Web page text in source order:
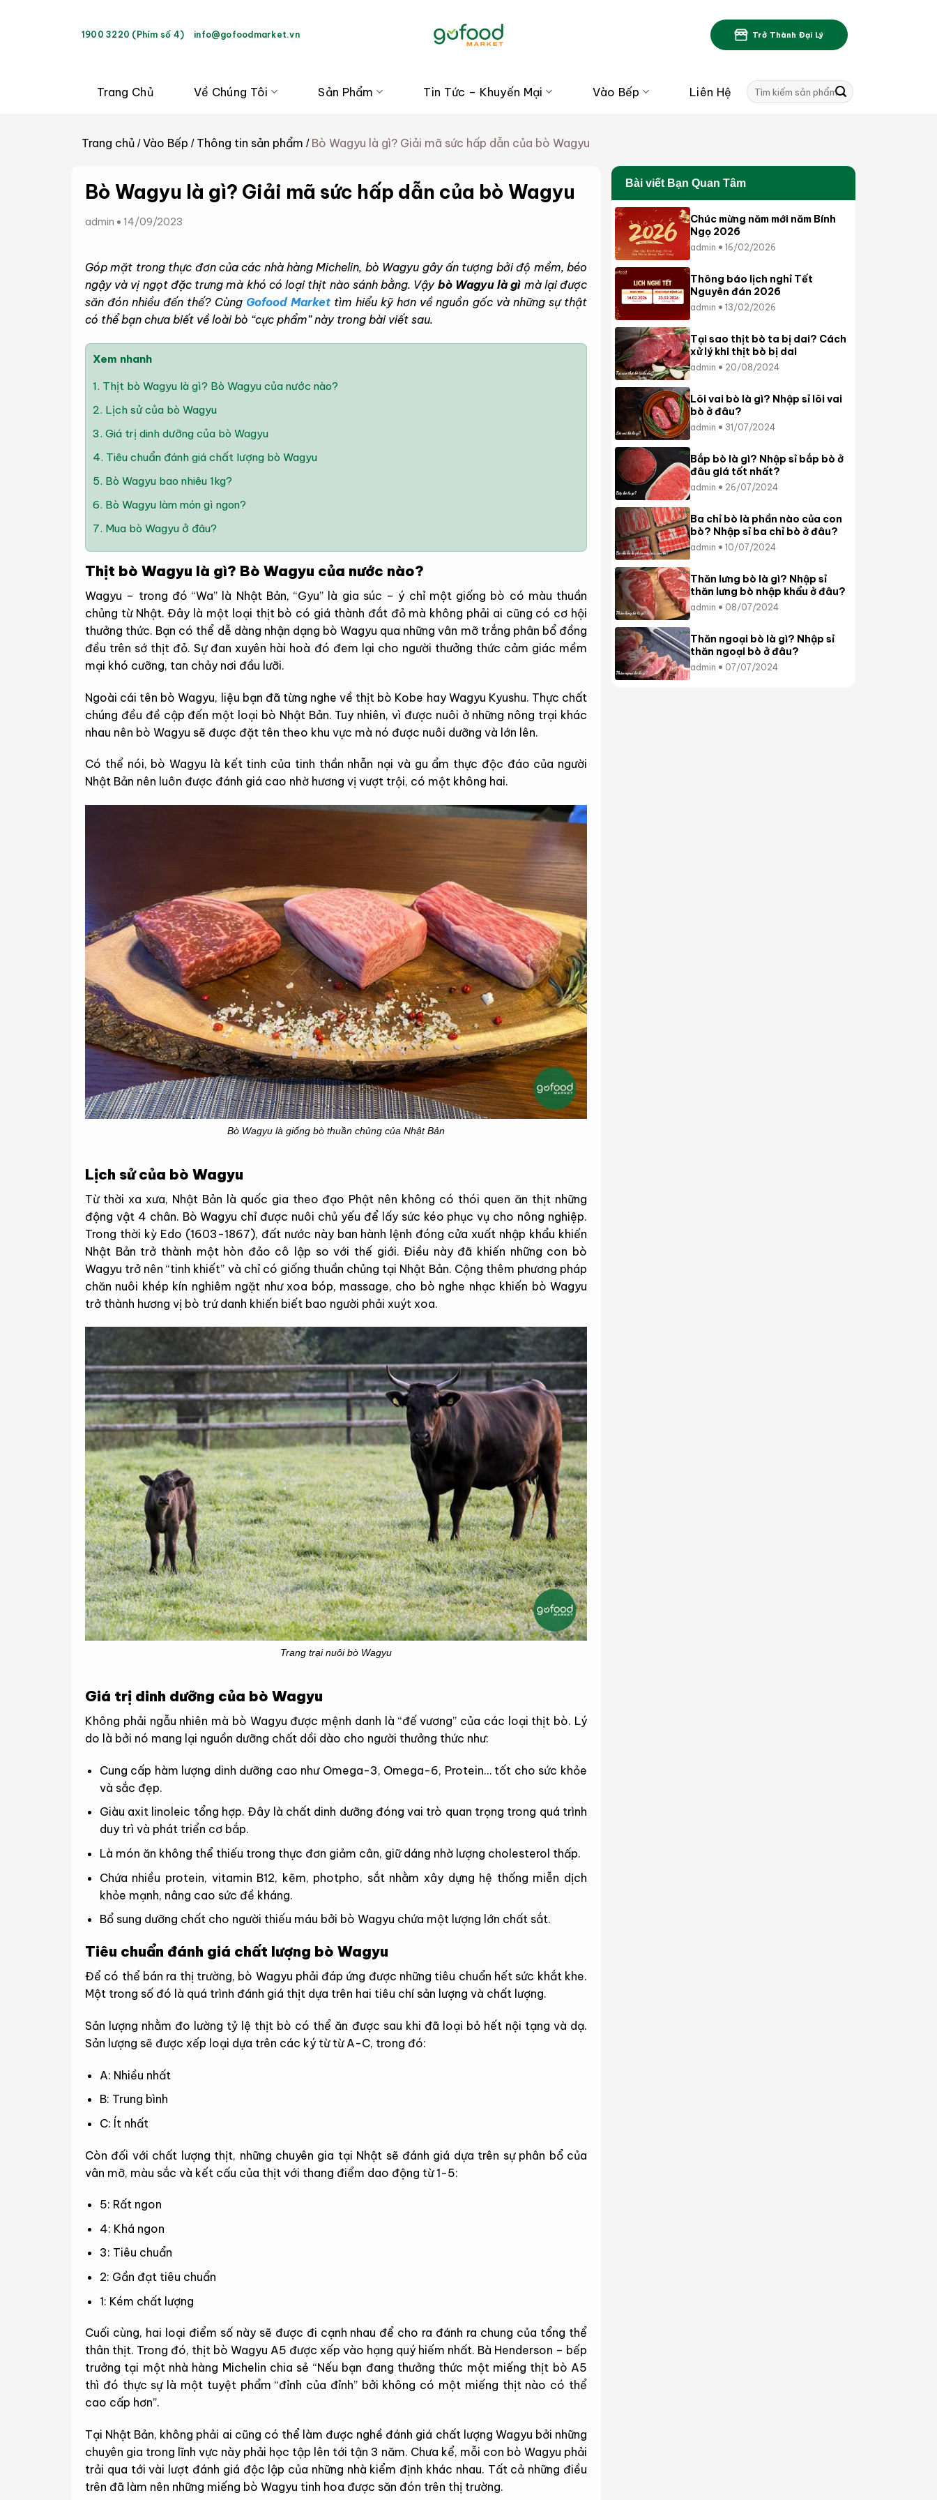
1900 3220 (Phím số 4) info@gofoodmarket.vn Trở Thành Đại Lý
Trang Chủ Về Chúng Tôi Sản Phẩm Tin Tức – Khuyến Mại Vào Bếp Liên Hệ
Tìm
kiếm:
Trang chủ /Vào Bếp / Thông tin sản phẩm / Bò Wagyu là gì? Giải mã sức hấp dẫn của bò Wagyu
Bò Wagyu là gì? Giải mã sức hấp dẫn của bò Wagyu
admin 14/09/2023
Góp mặt trong thực đơn của các nhà hàng Michelin, bò Wagyu gây ấn tượng bởi độ mềm, béo
ngậy và vị ngọt đặc trưng mà khó có loại thịt nào sánh bằng. Vậybò Wagyu là gì mà lại được
săn đón nhiều đến thế? Cùng Gofood Markettìm hiểu kỹ hơn về nguồn gốc và những sự thật
có thể bạn chưa biết về loài bò “cực phẩm” này trong bài viết sau.
Xem nhanh
1. Thịt bò Wagyu là gì? Bò Wagyu của nước nào?
2. Lịch sử của bò Wagyu
3. Giá trị dinh dưỡng của bò Wagyu
4. Tiêu chuẩn đánh giá chất lượng bò Wagyu
5. Bò Wagyu bao nhiêu 1kg?
6. Bò Wagyu làm món gì ngon?
7. Mua bò Wagyu ở đâu?
Thịt bò Wagyu là gì? Bò Wagyu của nước nào?
Wagyu – trong đó “Wa” là Nhật Bản, “Gyu” là gia súc – ý chỉ một giống bò có màu thuần
chủng từ Nhật. Đây là một loại thịt bò có giá thành đắt đỏ mà không phải ai cũng có cơ hội
thưởng thức. Bạn có thể dễ dàng nhận dạng bò Wagyu qua những vân mỡ trắng phân bổ đồng
đều trên sớ thịt đỏ. Sự đan xuyên hài hoà đó đem lại cho người thưởng thức cảm giác mềm
mại khó cưỡng, tan chảy nơi đầu lưỡi.
Ngoài cái tên bò Wagyu, liệu bạn đã từng nghe về thịt bò Kobe hay Wagyu Kyushu. Thực chất
chúng đều đề cập đến một loại bò Nhật Bản. Tuy nhiên, vì được nuôi ở những nông trại khác
nhau nên bò Wagyu sẽ được đặt tên theo khu vực mà nó được nuôi dưỡng và lớn lên.
Có thể nói, bò Wagyu là kết tinh của tinh thần nhẫn nại và gu ẩm thực độc đáo của người
Nhật Bản nên luôn được đánh giá cao nhờ hương vị vượt trội, có một không hai.
Bò Wagyu là giống bò thuần chủng của Nhật Bản
Lịch sử của bò Wagyu
Từ thời xa xưa, Nhật Bản là quốc gia theo đạo Phật nên không có thói quen ăn thịt những
động vật 4 chân. Bò Wagyu chỉ được nuôi chủ yếu để lấy sức kéo phục vụ cho nông nghiệp.
Trong thời kỳ Edo (1603-1867), đất nước này ban hành lệnh đóng cửa xuất nhập khẩu khiến
Nhật Bản trở thành một hòn đảo cô lập so với thế giới. Điều này đã khiến những con bò
Wagyu trở nên “tinh khiết” và chỉ có giống thuần chủng tại Nhật Bản. Cộng thêm phương pháp
chăn nuôi khép kín nghiêm ngặt như xoa bóp, massage, cho bò nghe nhạc khiến bò Wagyu
trở thành hương vị bò trứ danh khiến biết bao người phải xuýt xoa.
Trang trại nuôi bò Wagyu
Giá trị dinh dưỡng của bò Wagyu
Không phải ngẫu nhiên mà bò Wagyu được mệnh danh là “đế vương” của các loại thịt bò. Lý
do là bởi nó mang lại nguồn dưỡng chất dồi dào cho người thưởng thức như:
Cung cấp hàm lượng dinh dưỡng cao như Omega-3, Omega-6, Protein… tốt cho sức khỏe
và sắc đẹp.
Giàu axit linoleic tổng hợp. Đây là chất dinh dưỡng đóng vai trò quan trọng trong quá trình
duy trì và phát triển cơ bắp.
Là món ăn không thể thiếu trong thực đơn giảm cân, giữ dáng nhờ lượng cholesterol thấp.
Chứa nhiều protein, vitamin B12, kẽm, photpho, sắt nhằm xây dựng hệ thống miễn dịch
khỏe mạnh, nâng cao sức đề kháng.
Bổ sung dưỡng chất cho người thiếu máu bởi bò Wagyu chứa một lượng lớn chất sắt.
Tiêu chuẩn đánh giá chất lượng bò Wagyu
Để có thể bán ra thị trường, bò Wagyu phải đáp ứng được những tiêu chuẩn hết sức khắt khe.
Một trong số đó là quá trình đánh giá thịt dựa trên hai tiêu chí sản lượng và chất lượng.
Sản lượng nhằm đo lường tỷ lệ thịt bò có thể ăn được sau khi đã loại bỏ hết nội tạng và dạ.
Sản lượng sẽ được xếp loại dựa trên các ký từ từ A-C, trong đó:
A: Nhiều nhất
B: Trung bình
C: Ít nhất
Còn đối với chất lượng thịt, những chuyên gia tại Nhật sẽ đánh giá dựa trên sự phân bổ của
vân mỡ, màu sắc và kết cấu của thịt với thang điểm dao động từ 1-5:
5: Rất ngon
4: Khá ngon
3: Tiêu chuẩn
2: Gần đạt tiêu chuẩn
1: Kém chất lượng
Cuối cùng, hai loại điểm số này sẽ được đi cạnh nhau để cho ra đánh ra chung của tổng thể
thân thịt. Trong đó, thịt bò Wagyu A5 được xếp vào hạng quý hiếm nhất. Bà Henderson – bếp
trưởng tại một nhà hàng Michelin chia sẻ “Nếu bạn đang thưởng thức một miếng thịt bò A5
thì đó thực sự là một tuyệt phẩm “đỉnh của đỉnh” bởi không có một miếng thịt nào có thể
cao cấp hơn”.
Tại Nhật Bản, không phải ai cũng có thể làm được nghề đánh giá chất lượng Wagyu bởi những
chuyên gia trong lĩnh vực này phải học tập lên tới tận 3 năm. Chưa kể, mỗi con bò Wagyu phải
trải qua tới vài lượt đánh giá độc lập của những nhà kiểm định khác nhau. Tất cả những điều
trên đã làm nên những miếng bò Wagyu tinh hoa được săn đón trên thị trường.
Bài viết Bạn Quan Tâm
Chúc mừng năm mới năm Bính
Ngọ 2026
admin 16/02/2026
Thông báo lịch nghỉ Tết
Nguyên đán 2026
admin 13/02/2026
Tại sao thịt bò ta bị dai? Cách
xử lý khi thịt bò bị dai
admin 20/08/2024
Lõi vai bò là gì? Nhập sỉ lõi vai
bò ở đâu?
admin 31/07/2024
Bắp bò là gì? Nhập sỉ bắp bò ở
đâu giá tốt nhất?
admin 26/07/2024
Ba chỉ bò là phần nào của con
bò? Nhập sỉ ba chỉ bò ở đâu?
admin 10/07/2024
Thăn lưng bò là gì? Nhập sỉ
thăn lưng bò nhập khẩu ở đâu?
admin 08/07/2024
Thăn ngoại bò là gì? Nhập sỉ
thăn ngoại bò ở đâu?
admin 07/07/2024